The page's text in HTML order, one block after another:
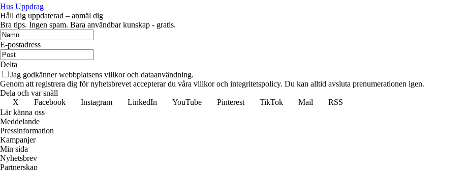
Hus Uppdrag
Håll dig uppdaterad – anmäl dig
Bra tips. Ingen spam. Bara användbar kunskap - gratis.
E-postadress
Delta
Jag godkänner webbplatsens villkor och dataanvändning.
Genom att registrera dig för nyhetsbrevet accepterar du våra villkor och integritetspolicy. Du kan alltid avsluta prenumerationen igen.
Dela och var snäll
X
Facebook Instagram LinkedIn YouTube Pinterest TikTok Mail
RSS
Lär känna oss
Meddelande
Pressinformation
Kampanjer
Min sida
Nyhetsbrev
Partnerskap